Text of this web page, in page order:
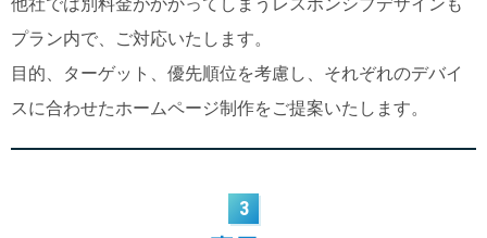
他社では別料金がかかってしまうレスポンシブデザインも
プラン内で、ご対応いたします。
目的、ターゲット、優先順位を考慮し、それぞれのデバイ
スに合わせたホームページ制作をご提案いたします。
3